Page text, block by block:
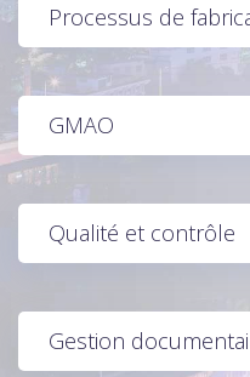
Processus de
GMAO
Qualité et contrôle
Gestion